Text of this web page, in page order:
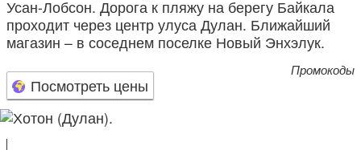
Усан-Лобсон. Дорога к пляжу на берегу Байкала
проходит через центр улуса Дулан. Ближайший
магазин – в соседнем поселке Новый Энхэлук.
Посмотреть цены
Промокоды